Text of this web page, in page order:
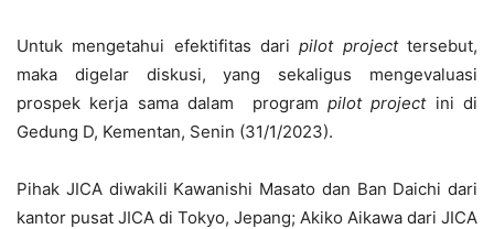
Untuk mengetahui efektifitas daripilot projecttersebut,
maka digelar diskusi, yang sekaligus mengevaluasi
prospek kerja sama dalam program pilot projectini di
Gedung D, Kementan, Senin (31/1/2023).
Pihak JICA diwakili Kawanishi Masato dan Ban Daichi dari
kantor pusat JICA di Tokyo, Jepang; Akiko Aikawa dari JICA